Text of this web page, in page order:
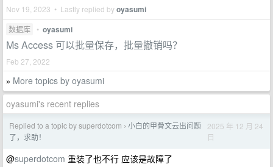
Nov 19, 2023 • Lastly replied byoyasumi
数据库 • oyasumi
Ms Access 可以批量保存，批量撤销吗？
Feb 27, 2022
» More topics by oyasumi
oyasumi's recent replies
Replied to a topic by superdotcom › 小白的甲骨文云出问题
了，求助！
2025 年 12 月 24
日
@superdotcom 重装了也不行 应该是故障了